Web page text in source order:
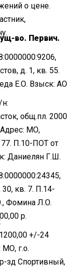
о цене.
во. Первич.
д. 1, кв. 55.
Е.О. Взыск: АО
общ.пл. 2000
Адрес: МО,
П.10-ПОТ от
Даниелян Г.Ш.
30, кв. 7. П.14-
Фомина Л.О.
р.
+/-24
МО, г.о.
зд Спортивный,